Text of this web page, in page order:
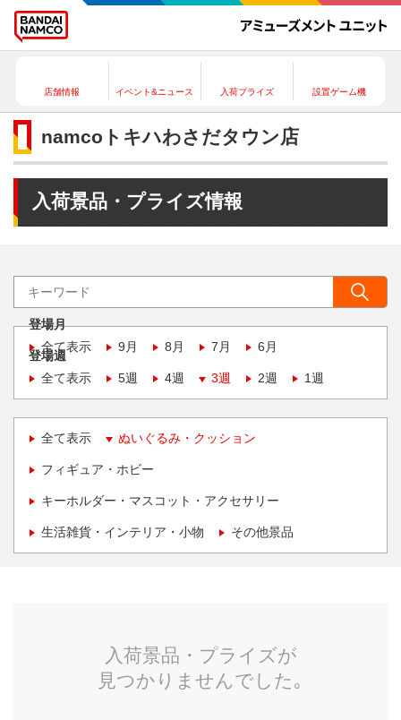
店舗情報 イベント&ニュース 入荷プライズ 設置ゲーム機
namcoトキハわさだタウン店
入荷景品・プライズ情報
登場月
全て表示
9月 8月 7月 6月
登場週
全て表示
5週 4週 3週 2週 1週
全て表示 ぬいぐるみ・クッション
フィギュア・ホビー
キーホルダー・マスコット・アクセサリー
生活雑貨・インテリア・小物 その他景品